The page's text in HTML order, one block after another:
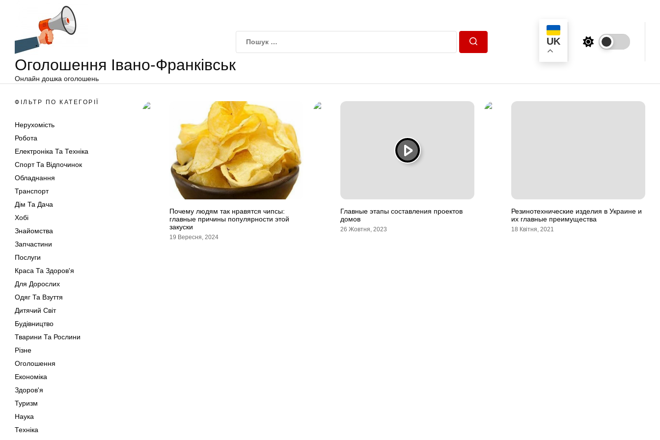
Оголошення Івано-Франківськ
Онлайн дошка оголошень
UK
ФІЛЬТР ПО КАТЕГОРІЇ
Нерухомість
Робота
Електроніка Та Техніка
Спорт Та Відпочинок
Обладнання
Транспорт
Дім Та Дача
Хобі
Знайомства
Запчастини
Послуги
Краса Та Здоров'я
Для Дорослих
Одяг Та Взуття
Дитячий Світ
Будівництво
Тварини Та Рослини
Різне
Оголошення
Економіка
Здоров'я
Туризм
Наука
Техніка
Почему людям так нравятся чипсы:
главные причины популярности этой
закуски
19 Вересня, 2024
Главные этапы составления проектов
домов
26 Жовтня, 2023
Резинотехнические изделия в Украине и
их главные преимущества
18 Квітня, 2021